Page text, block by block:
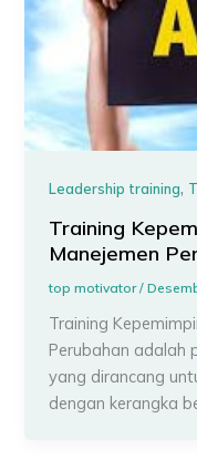
Leadership training,
Training
Manejemen
top motivator/
Training
Perubahan adalah
yang dirancang
dengan kerangka